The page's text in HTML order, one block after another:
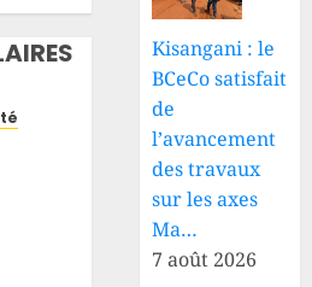
Kisangani : le
BCeCo satisfait
de
l’avancement
des travaux
sur les axes
Ma…
7 août 2026